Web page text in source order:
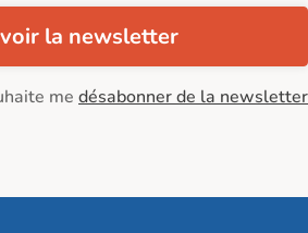
la newsletter
me désabonner de la newsletter